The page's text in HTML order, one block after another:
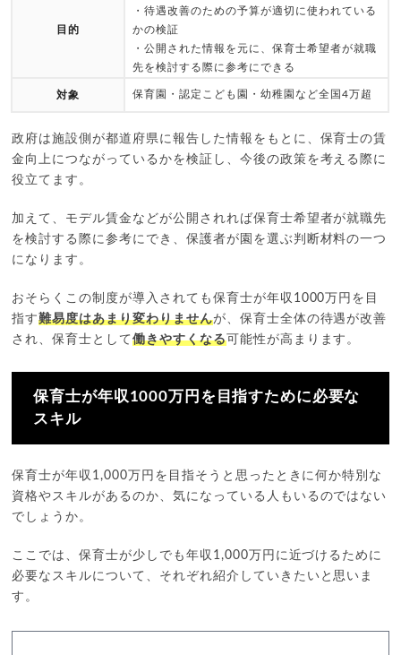
目的
・待遇改善のための予算が適切に使われている
かの検証
・公開された情報を元に、保育士希望者が就職
先を検討する際に参考にできる
対象 保育園・認定こども園・幼稚園など全国4万超
政府は施設側が都道府県に報告した情報をもとに、保育士の賃
金向上につながっているかを検証し、今後の政策を考える際に
役立てます。
加えて、モデル賃金などが公開されれば保育士希望者が就職先
を検討する際に参考にでき、保護者が園を選ぶ判断材料の一つ
になります。
おそらくこの制度が導入されても保育士が年収1000万円を目
指す難易度はあまり変わりませんが、保育士全体の待遇が改善
され、保育士として働きやすくなる可能性が高まります。
保育士が年収1000万円を目指すために必要な
スキル
保育士が年収1,000万円を目指そうと思ったときに何か特別な
資格やスキルがあるのか、気になっている人もいるのではない
でしょうか。
ここでは、保育士が少しでも年収1,000万円に近づけるために
必要なスキルについて、それぞれ紹介していきたいと思いま
す。